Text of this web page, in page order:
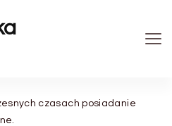
czasach posiadanie